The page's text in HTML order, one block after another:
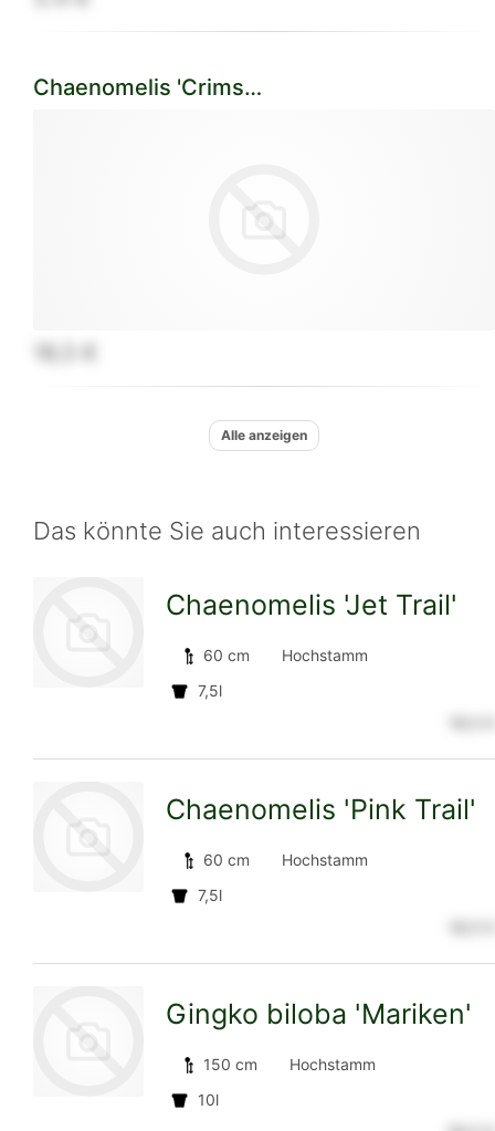
Chaenomelis 'Crimson Gold'
Alle anzeigen
Das könnte Sie auch interessieren
Detailseite
Chaenomelis 'Jet Trail'
60 cm
Hochstamm
7,5l
Detailseite
Chaenomelis 'Pink Trail'
60 cm
Hochstamm
7,5l
Gingko biloba 'Mariken'
150 cm
Hochstamm
10l